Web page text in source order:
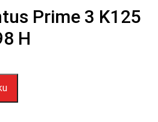
Prime 3 K125
H